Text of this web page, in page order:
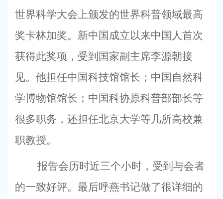
世界科学大会上颁发的世界科普领域最高
奖卡林加奖。新中国成立以来中国人首次
获得此奖项，受到国家副主席李源朝接
见。他担任中国科技馆馆长；中国自然科
学博物馆馆长；中国科协原科普部部长等
很多职务，还担任北京大学等几所高校兼
职教授。
报告会历时近三个小时，受到与会者
的一致好评。最后呼燕书记做了很详细的